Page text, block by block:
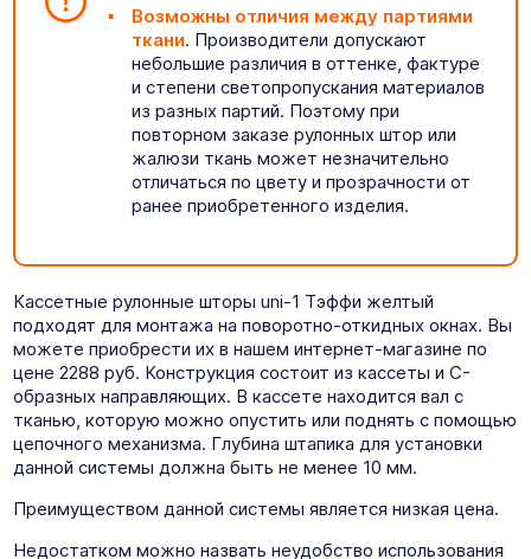
Возможны отличия между партиями
ткани. Производители допускают
небольшие различия в оттенке, фактуре
и степени светопропускания материалов
из разных партий. Поэтому при
повторном заказе рулонных штор или
жалюзи ткань может незначительно
отличаться по цвету и прозрачности от
ранее приобретенного изделия.
Кассетные рулонные шторы uni-1 Тэффи желтый
подходят для монтажа на поворотно-откидных окнах. Вы
можете приобрести их в нашем интернет-магазине по
цене 2288 руб. Конструкция состоит из кассеты и C-
образных направляющих. В кассете находится вал с
тканью, которую можно опустить или поднять с помощью
цепочного механизма. Глубина штапика для установки
данной системы должна быть не менее 10 мм.
Преимуществом данной системы является низкая цена.
Недостатком можно назвать неудобство использования